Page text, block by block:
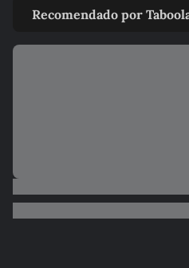
padaria, mas
NOTÍCIAS
Mantovanni
Recomendado por